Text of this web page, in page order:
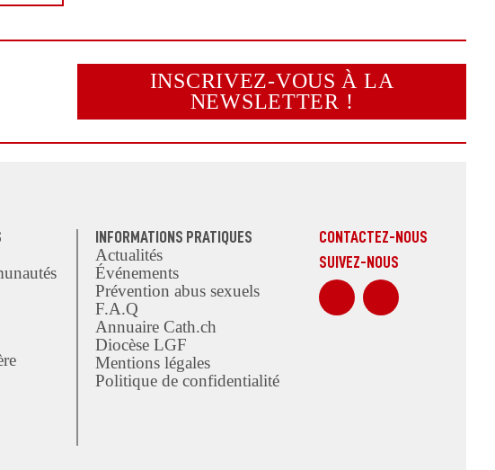
INSCRIVEZ-VOUS À LA
NEWSLETTER !
INFORMATIONS PRATIQUES
Actualités
Événements
Prévention abus sexuels
F.A.Q
Annuaire Cath.ch
Diocèse LGF
Mentions légales
Politique de confidentialité
CONTACTEZ-NOUS
SUIVEZ-NOUS
sur Facebook